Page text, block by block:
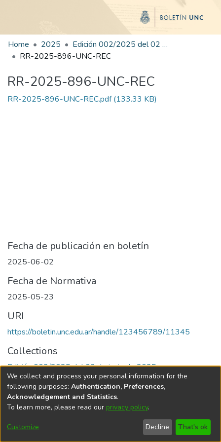
Home 2025
Edición 002/2025 del 02 de junio de 2025
RR-2025-896-UNC-REC
RR-2025-896-UNC-REC
RR-2025-896-UNC-REC.pdf(133.33 KB)
Fecha de publicación en boletín
2025-06-02
Fecha de Normativa
2025-05-23
URI
https://boletin.unc.edu.ar/handle/123456789/11345
Collections
Edición 002/2025 del 02 de junio de 2025
Universidad Nacional de Córdoba
We collect and process your personal information for the
following purposes: Authentication, Preferences,
Acknowledgement and Statistics.
To learn more, please read our privacy policy.
Customize Decline That's ok